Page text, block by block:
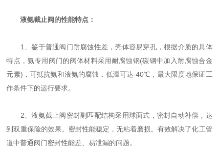
液氨截止阀的性能特点：
1、鉴于普通阀门耐腐蚀性差，壳体容易穿孔，根据介质的具体
特点，氨专用阀门的阀体材料采用耐腐蚀钢(碳钢中加入耐腐蚀合金
元素)，可抵抗氨和液氨的腐蚀，低温可达-40℃，最大限度地保证工
作条件下的运行要求。
2、液氨截止阀密封副匹配结构采用球面式，密封自动补偿，达
到双重保险的效果。密封性能稳定，无粘着磨损。有效解决了化工管
道中普通阀门密封性能差、易泄漏的问题。